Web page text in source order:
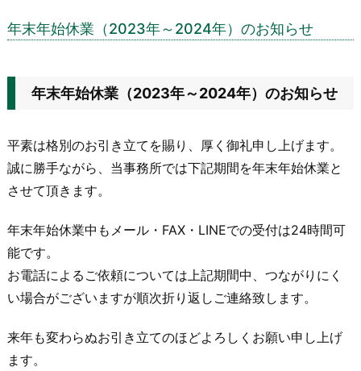
年末年始休業（2023年～2024年）のお知らせ
年末年始休業（2023年～2024年）のお知らせ
平素は格別のお引き立てを賜り、厚く御礼申し上げます。
誠に勝手ながら、当事務所では下記期間を年末年始休業と
させて頂きます。
年末年始休業中もメール・FAX・LINEでの受付は24時間可
能です。
お電話によるご依頼については上記期間中、つながりにく
い場合がございますが順次折り返しご連絡致します。
来年も変わらぬお引き立てのほどよろしくお願い申し上げ
ます。